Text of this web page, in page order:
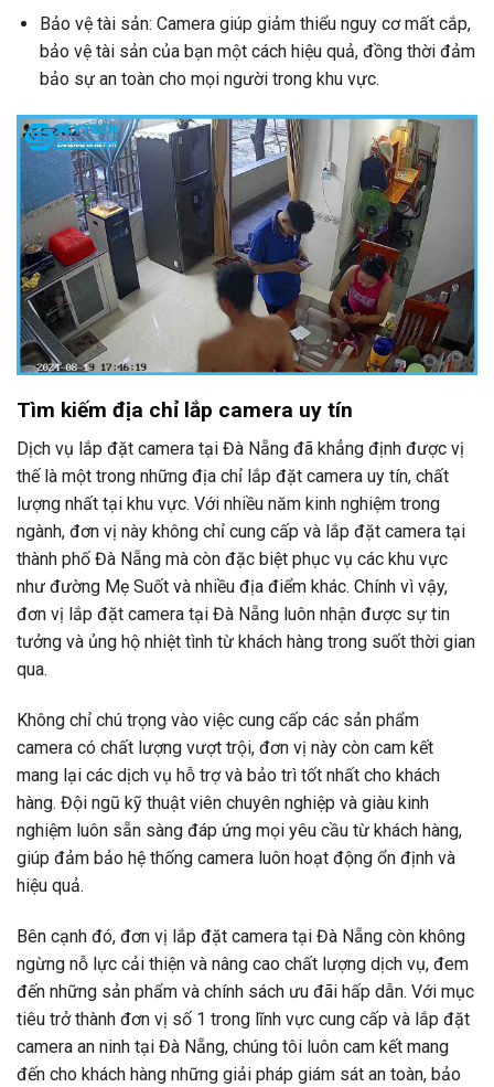
Bảo vệ tài sản: Camera giúp giảm thiểu nguy cơ mất cắp,
bảo vệ tài sản của bạn một cách hiệu quả, đồng thời đảm
bảo sự an toàn cho mọi người trong khu vực.
Tìm kiếm địa chỉ lắp camera uy tín
Dịch vụ lắp đặt camera tại Đà Nẵng đã khẳng định được vị
thế là một trong những địa chỉ lắp đặt camera uy tín, chất
lượng nhất tại khu vực. Với nhiều năm kinh nghiệm trong
ngành, đơn vị này không chỉ cung cấp và lắp đặt camera tại
thành phố Đà Nẵng mà còn đặc biệt phục vụ các khu vực
như đường Mẹ Suốt và nhiều địa điểm khác. Chính vì vậy,
đơn vị lắp đặt camera tại Đà Nẵng luôn nhận được sự tin
tưởng và ủng hộ nhiệt tình từ khách hàng trong suốt thời gian
qua.
Không chỉ chú trọng vào việc cung cấp các sản phẩm
camera có chất lượng vượt trội, đơn vị này còn cam kết
mang lại các dịch vụ hỗ trợ và bảo trì tốt nhất cho khách
hàng. Đội ngũ kỹ thuật viên chuyên nghiệp và giàu kinh
nghiệm luôn sẵn sàng đáp ứng mọi yêu cầu từ khách hàng,
giúp đảm bảo hệ thống camera luôn hoạt động ổn định và
hiệu quả.
Bên cạnh đó, đơn vị lắp đặt camera tại Đà Nẵng còn không
ngừng nỗ lực cải thiện và nâng cao chất lượng dịch vụ, đem
đến những sản phẩm và chính sách ưu đãi hấp dẫn. Với mục
tiêu trở thành đơn vị số 1 trong lĩnh vực cung cấp và lắp đặt
camera an ninh tại Đà Nẵng, chúng tôi luôn cam kết mang
đến cho khách hàng những giải pháp giám sát an toàn, bảo